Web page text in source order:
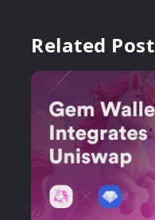
Related